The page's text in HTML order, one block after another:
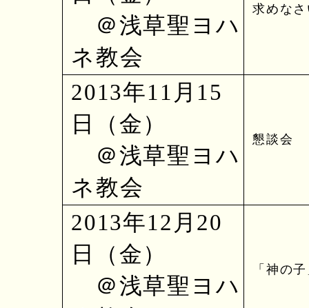
＠浅草聖ヨハ
ネ教会
求めな
2013年11月15
日（金）
＠浅草聖ヨハ
ネ教会
懇談会
2013年12月20
日（金）
＠浅草聖ヨハ
「神の